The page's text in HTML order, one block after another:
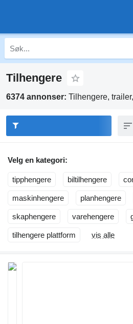
Tilhengere
6374 annonser: Tilhengere,
Velg en kategori:
tipphengere biltilhengere
maskinhengere planhengere
skaphengere varehengere
tilhengere plattform vis alle